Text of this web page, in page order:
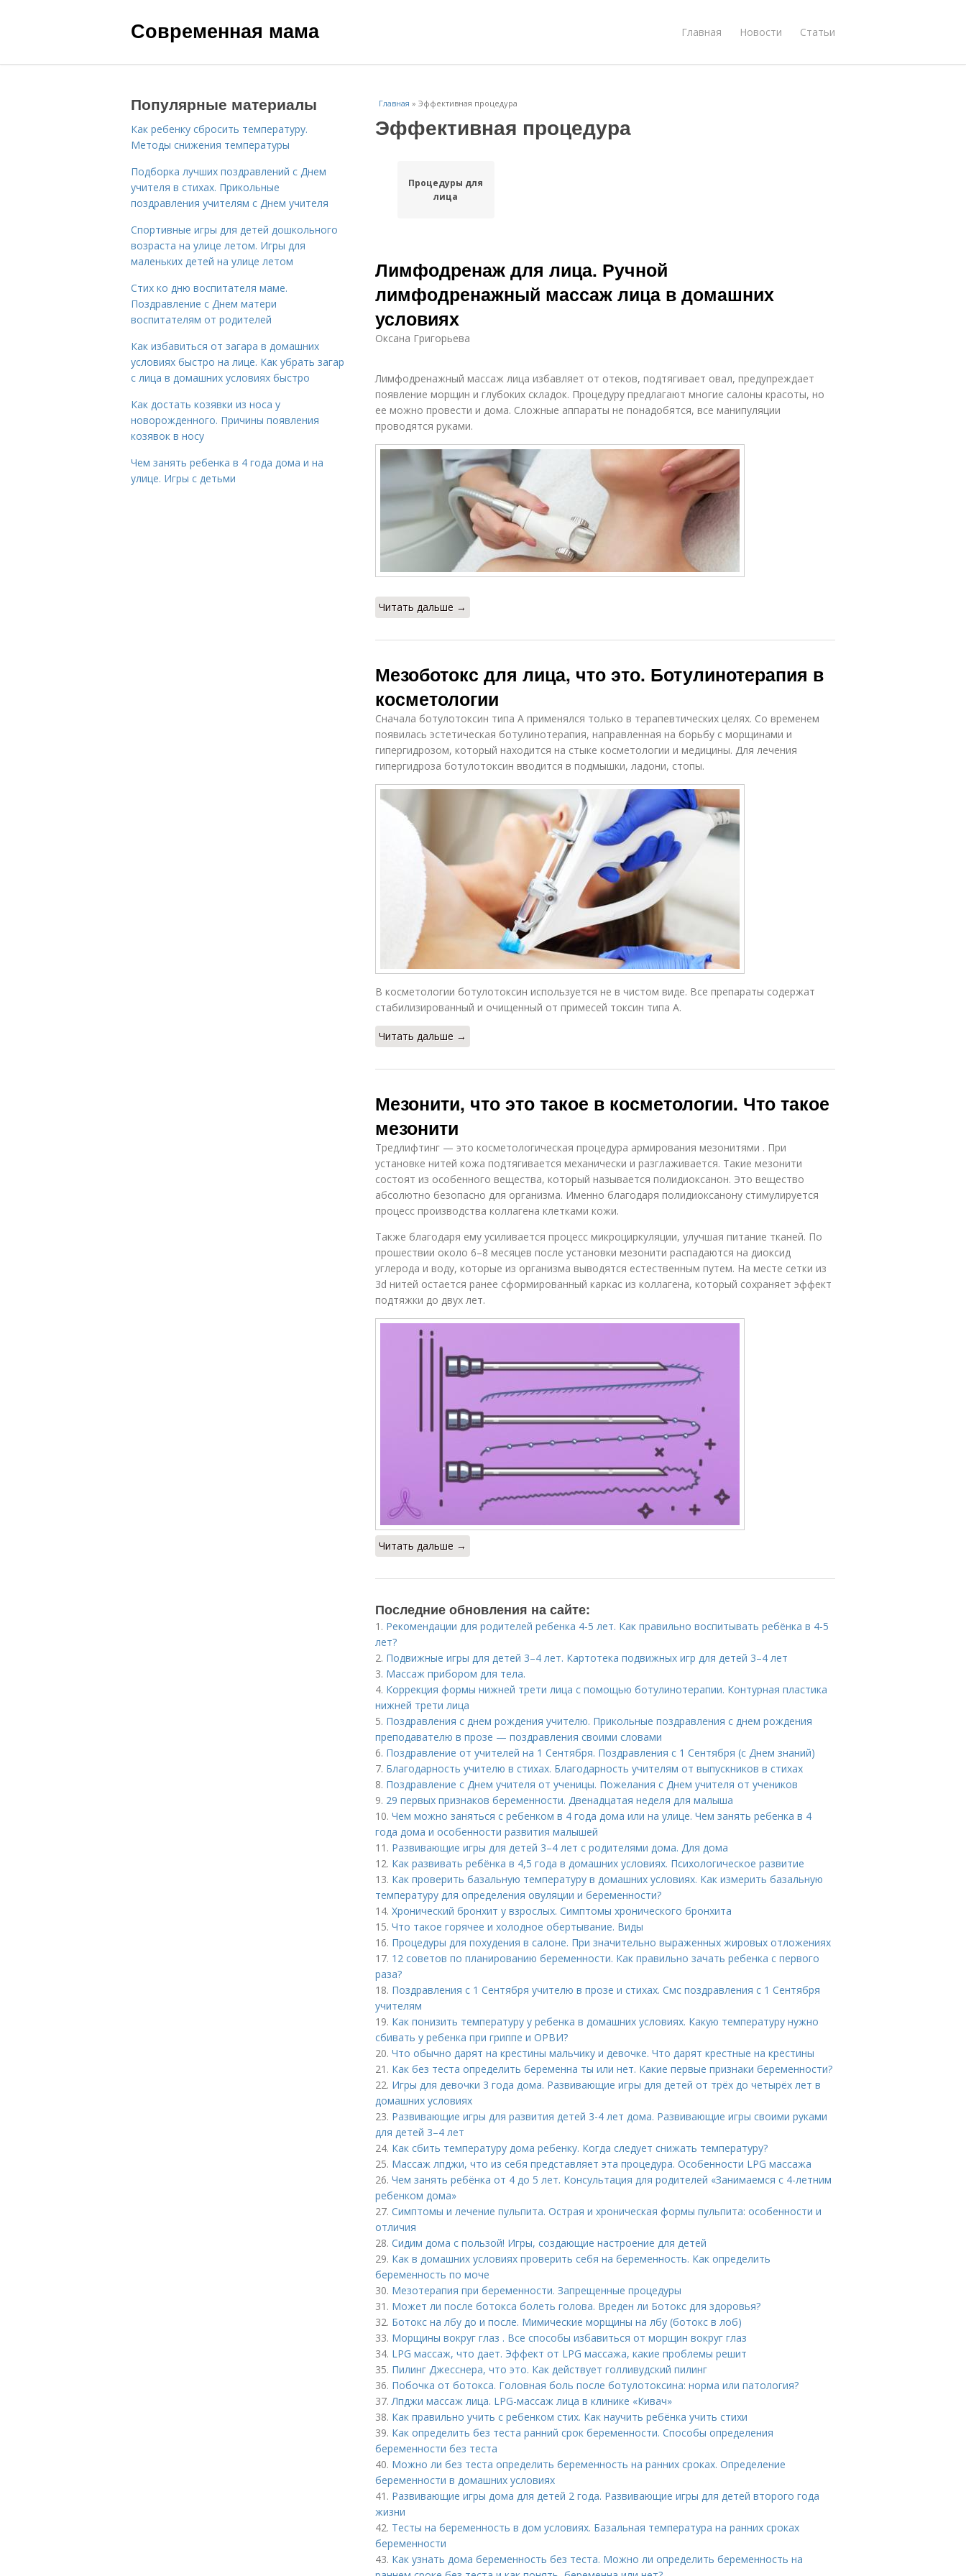
Современная мама Главная Новости Статьи
Главная » Эффективная процедура
Эффективная процедура
Процедуры для
лица
Лимфодренаж для лица. Ручной
лимфодренажный массаж лица в домашних
условиях
Оксана Григорьева
Лимфодренажный массаж лица избавляет от отеков, подтягивает овал, предупреждает
появление морщин и глубоких складок. Процедуру предлагают многие салоны красоты, но
ее можно провести и дома. Сложные аппараты не понадобятся, все манипуляции
проводятся руками.
Читать дальше →
Мезоботокс для лица, что это. Ботулинотерапия в
косметологии
Сначала ботулотоксин типа А применялся только в терапевтических целях. Со временем
появилась эстетическая ботулинотерапия, направленная на борьбу с морщинами и
гипергидрозом, который находится на стыке косметологии и медицины. Для лечения
гипергидроза ботулотоксин вводится в подмышки, ладони, стопы.
В косметологии ботулотоксин используется не в чистом виде. Все препараты содержат
стабилизированный и очищенный от примесей токсин типа А.
Читать дальше →
Мезонити, что это такое в косметологии. Что такое
мезонити
Тредлифтинг — это косметологическая процедура армирования мезонитями . При
установке нитей кожа подтягивается механически и разглаживается. Такие мезонити
состоят из особенного вещества, который называется полидиоксанон. Это вещество
абсолютно безопасно для организма. Именно благодаря полидиоксанону стимулируется
процесс производства коллагена клетками кожи.
Также благодаря ему усиливается процесс микроциркуляции, улучшая питание тканей. По
прошествии около 6–8 месяцев после установки мезонити распадаются на диоксид
углерода и воду, которые из организма выводятся естественным путем. На месте сетки из
3d нитей остается ранее сформированный каркас из коллагена, который сохраняет эффект
подтяжки до двух лет.
Читать дальше →
Последние обновления на сайте:
1. Рекомендации для родителей ребенка 4-5 лет. Как правильно воспитывать ребёнка в 4-5
лет?
2. Подвижные игры для детей 3–4 лет. Картотека подвижных игр для детей 3–4 лет
3. Массаж прибором для тела.
4. Коррекция формы нижней трети лица с помощью ботулинотерапии. Контурная пластика
нижней трети лица
5. Поздравления с днем рождения учителю. Прикольные поздравления с днем рождения
преподавателю в прозе — поздравления своими словами
6. Поздравление от учителей на 1 Сентября. Поздравления с 1 Сентября (с Днем знаний)
7. Благодарность учителю в стихах. Благодарность учителям от выпускников в стихах
8. Поздравление с Днем учителя от ученицы. Пожелания с Днем учителя от учеников
9. 29 первых признаков беременности. Двенадцатая неделя для малыша
10. Чем можно заняться с ребенком в 4 года дома или на улице. Чем занять ребенка в 4
года дома и особенности развития малышей
11. Развивающие игры для детей 3–4 лет с родителями дома. Для дома
12. Как развивать ребёнка в 4,5 года в домашних условиях. Психологическое развитие
13. Как проверить базальную температуру в домашних условиях. Как измерить базальную
температуру для определения овуляции и беременности?
14. Хронический бронхит у взрослых. Симптомы хронического бронхита
15. Что такое горячее и холодное обертывание. Виды
16. Процедуры для похудения в салоне. При значительно выраженных жировых отложениях
17. 12 советов по планированию беременности. Как правильно зачать ребенка с первого
раза?
18. Поздравления с 1 Сентября учителю в прозе и стихах. Смс поздравления с 1 Сентября
учителям
19. Как понизить температуру у ребенка в домашних условиях. Какую температуру нужно
сбивать у ребенка при гриппе и ОРВИ?
20. Что обычно дарят на крестины мальчику и девочке. Что дарят крестные на крестины
21. Как без теста определить беременна ты или нет. Какие первые признаки беременности?
22. Игры для девочки 3 года дома. Развивающие игры для детей от трёх до четырёх лет в
домашних условиях
23. Развивающие игры для развития детей 3-4 лет дома. Развивающие игры своими руками
для детей 3–4 лет
24. Как сбить температуру дома ребенку. Когда следует снижать температуру?
25. Массаж лпджи, что из себя представляет эта процедура. Особенности LPG массажа
26. Чем занять ребёнка от 4 до 5 лет. Консультация для родителей «Занимаемся с 4-летним
ребенком дома»
27. Симптомы и лечение пульпита. Острая и хроническая формы пульпита: особенности и
отличия
28. Сидим дома с пользой! Игры, создающие настроение для детей
29. Как в домашних условиях проверить себя на беременность. Как определить
беременность по моче
30. Мезотерапия при беременности. Запрещенные процедуры
31. Может ли после ботокса болеть голова. Вреден ли Ботокс для здоровья?
32. Ботокс на лбу до и после. Мимические морщины на лбу (ботокс в лоб)
33. Морщины вокруг глаз . Все способы избавиться от морщин вокруг глаз
34. LPG массаж, что дает. Эффект от LPG массажа, какие проблемы решит
35. Пилинг Джесснера, что это. Как действует голливудский пилинг
36. Побочка от ботокса. Головная боль после ботулотоксина: норма или патология?
37.Лпджи массаж лица. LPG-массаж лица в клинике «Кивач»
38. Как правильно учить с ребенком стих. Как научить ребёнка учить стихи
39. Как определить без теста ранний срок беременности. Способы определения
беременности без теста
40. Можно ли без теста определить беременность на ранних сроках. Определение
беременности в домашних условиях
41. Развивающие игры дома для детей 2 года. Развивающие игры для детей второго года
жизни
42. Тесты на беременность в дом условиях. Базальная температура на ранних сроках
беременности
43. Как узнать дома беременность без теста. Можно ли определить беременность на
Популярные материалы
Как ребенку сбросить температуру.
Методы снижения температуры
Подборка лучших поздравлений с Днем
учителя в стихах. Прикольные
поздравления учителям с Днем учителя
Спортивные игры для детей дошкольного
возраста на улице летом. Игры для
маленьких детей на улице летом
Стих ко дню воспитателя маме.
Поздравление с Днем матери
воспитателям от родителей
Как избавиться от загара в домашних
условиях быстро на лице. Как убрать загар
с лица в домашних условиях быстро
Как достать козявки из носа у
новорожденного. Причины появления
козявок в носу
Чем занять ребенка в 4 года дома и на
улице. Игры с детьми